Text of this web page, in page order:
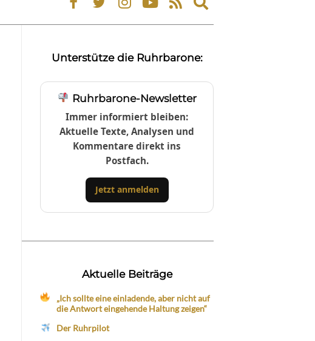
Expand
search
Unterstütze die Ruhrbarone:
Ruhrbarone-Newsletter
Immer informiert bleiben:
Aktuelle Texte, Analysen und
Kommentare direkt ins
Postfach.
Jetzt anmelden
Aktuelle Beiträge
„Ich sollte eine einladende, aber nicht auf
die Antwort eingehende Haltung zeigen“
Der Ruhrpilot